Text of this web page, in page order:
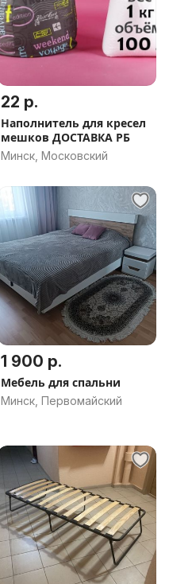
22 р.
Наполнитель для кресел
мешков ДОСТАВКА РБ
Минск, Московский
1 900 р.
Мебель для спальни
Минск, Первомайский